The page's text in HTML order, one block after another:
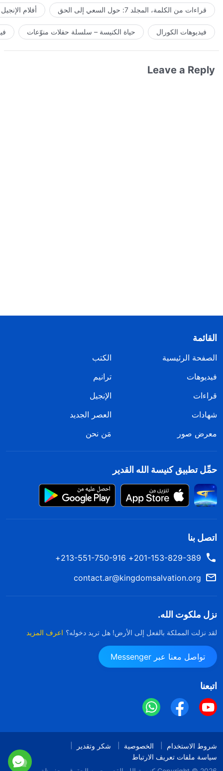
قراءات من الكلمة، المجلد 7: حول السعي إلى الحق أفلام الإنجيل
فيديوهات الكورال حياة الكنيسة – سلسلة حفلات منوّعات
Leave a Reply
القائمة
الصفحة الرئيسية
الكتب
فيديوهات
ترانيم
قراءات
الإنجيل
شهادات
العصر الجديد
معرض صور
مَن نحن
حمِّل تطبيق كنيسة الله القدير
اتصل بنا
201-153-829-389+ 213-551-750-916+
contact.ar@kingdomsalvation.org
نزل ملكوت الله.
لقد نزلت المملكة بالفعل إلى الأرض! هل تريد دخوله؟ اعرف المزيد
تواصل معنا عبر Messenger
اتبعنا
شروط الاستخدام الخصوصية
شكر وتقدير
سياسة ملفات تعريف الارتباط